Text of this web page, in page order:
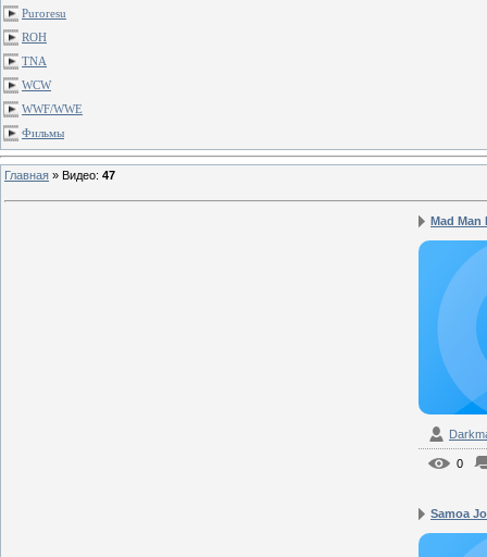
Puroresu
ROH
TNA
WCW
WWF/WWE
Фильмы
Главная » Видео: 47
Mad Man
0
Samoa